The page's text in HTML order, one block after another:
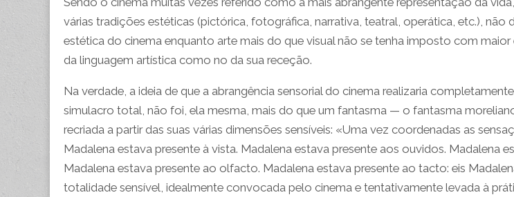
várias tradições estéticas (pictórica, fotográfica, narrativa, teatral, operática, etc.), não
estética do cinema enquanto arte mais do que visual não se tenha imposto com
da linguagem artística como no da sua receção.
Na verdade, a ideia de que a abrangência sensorial do cinema realizaria
simulacro total, não foi, ela mesma, mais do que um fantasma — o fantasma
recriada a partir das suas várias dimensões sensíveis: «Uma vez coordenadas as
Madalena estava presente à vista. Madalena estava presente aos ouvidos. Madalena
Madalena estava presente ao olfacto. Madalena estava presente ao tacto: eis
totalidade sensível, idealmente convocada pelo cinema e tentativamente levada à